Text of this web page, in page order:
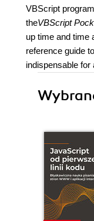
VBScript
theVBScript
up time and time
reference guide
indispensable